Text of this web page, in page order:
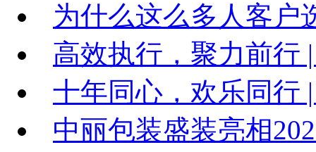
为什么这么多人客户
高效执行，聚力前行
十年同心，欢乐同行
中丽包装盛装亮相